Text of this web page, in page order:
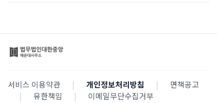
서비스 이용약관 | 개인정보처리방침 |
면책공고
|
유한책임 |
이메일무단수집거부